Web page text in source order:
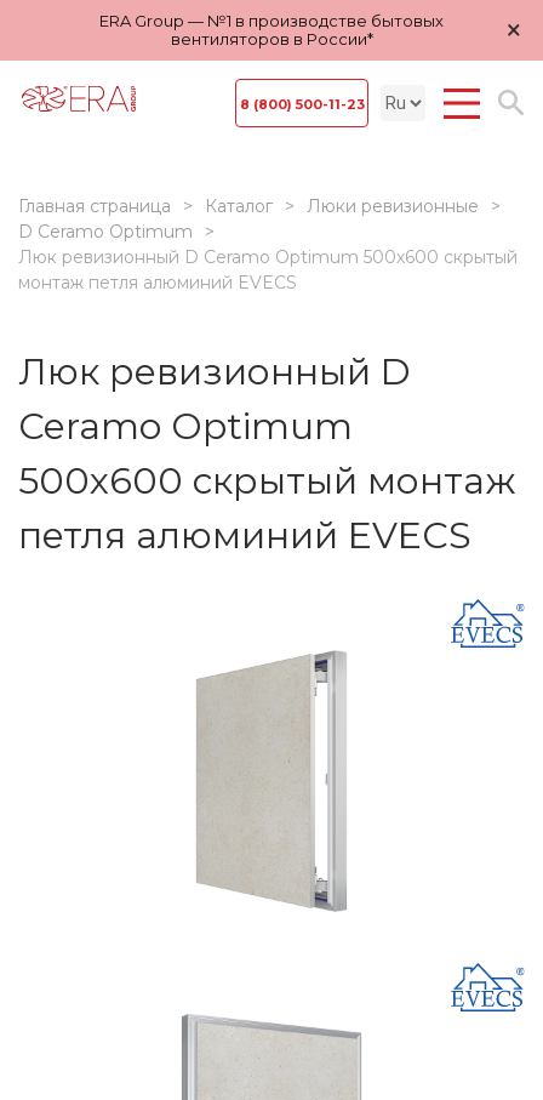
ERA Group — №1 в производстве бытовых
вентиляторов в России*
×
8 (800) 500-11-23
Главная страница Каталог
Люки ревизионные
D Ceramo Optimum
Люк ревизионный D Ceramo Optimum 500х600 скрытый
монтаж петля алюминий EVECS
Люк ревизионный D
Ceramo Optimum
500х600 скрытый монтаж
петля алюминий EVECS